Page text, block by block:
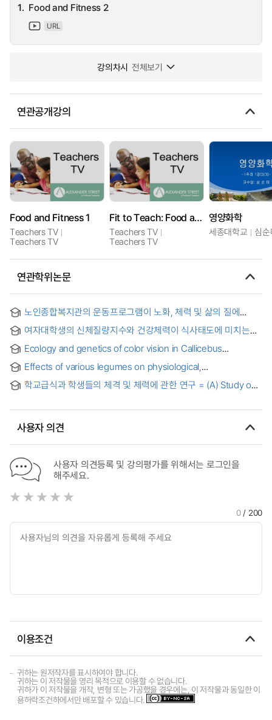
1. Food and Fitness 2
URL
강의차시 전체보기
연관공개강의
Food and Fitness 1
Teachers TV
Teachers TV
Fit to Teach: Food and Fitness
Teachers TV
Teachers TV
영양화학
세종대학교 심
연관학위논문
노인종합복지관의 운동프로그램이 노화, 체력 및 삶의 질에
미치는 영향 : 노인여성을 중심으로 = (The) effects of the
exercise programs in the welfare institution on the
participants' aging, physical fitness and quality of life
여자대학생의 신체질량지수와 건강체력이 식사태도에 미치는
Physical Fitness on Eating Attitude in College Females
Ecology and genetics of color vision in Callicebus
Effects of various legumes on physiological,
morphological, and life-history traits in the bean bug,
Riptortus pedestris (Hemiptera: Alydidae) = 다양한 콩이
생리학적 형질에 미치는 영향에 관한 연구
학교급식과 학생들의 체격 및 체력에 관한 연구 = (A) Study on
Food Service Program
사용자 의견
사용자 의견등록 및 강의평가를 위해서는 로그인을
해주세요.
0/ 200
이용조건
귀하는 원저작자를 표시하여야 합니다.
귀하는 이 저작물을 영리 목적으로 이용할 수 없습니다.
귀하가 이 저작물을 개작, 변형 또는 가공했을 경우에는, 이 저작물과 동일한 이
용허락조건하에서만 배포할 수 있습니다.